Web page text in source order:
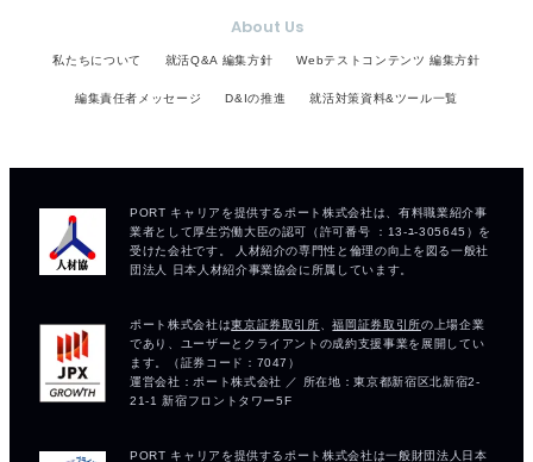
About Us
私たちについて 就活Q&A 編集方針 Webテストコンテンツ 編集方針
編集責任者メッセージ D&Iの推進 就活対策資料&ツール一覧